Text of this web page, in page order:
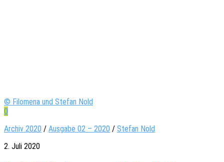
© Filomena und Stefan Nold
0
Archiv 2020 / Ausgabe 02 – 2020 / Stefan Nold
2. Juli 2020